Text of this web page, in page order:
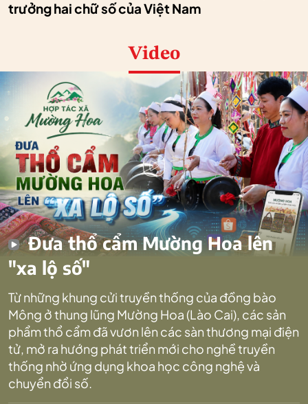
trưởng hai chữ số của Việt Nam
Video
Đưa thổ cẩm Mường Hoa lên
"xa lộ số"
Từ những khung cửi truyền thống của đồng bào
Mông ở thung lũng Mường Hoa (Lào Cai), các sản
phẩm thổ cẩm đã vươn lên các sàn thương mại điện
tử, mở ra hướng phát triển mới cho nghề truyền
thống nhờ ứng dụng khoa học công nghệ và
chuyển đổi số.